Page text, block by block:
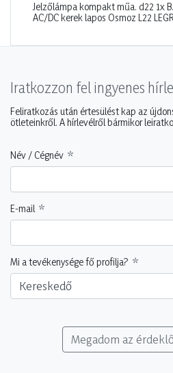
Jelzőlámpa kompakt műa. d22 1x
AC/DC kerek lapos Osmoz L22
Iratkozzon fel ingyenes
Feliratkozás után értesülést kap az
ötleteinkről. A hírlevélről bármikor
Név / Cégnév
E-mail
Mi a tevékenysége fő profilja?
Kereskedő
Megadom az